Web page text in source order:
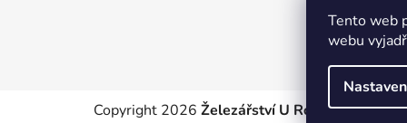
Tento web
webu
Copyright 2026 Železářství U Rotta. Všechna